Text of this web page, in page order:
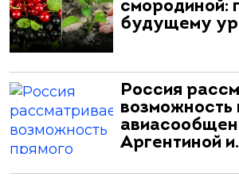
смородиной:
будущему
Россия
возможность
Аргентиной